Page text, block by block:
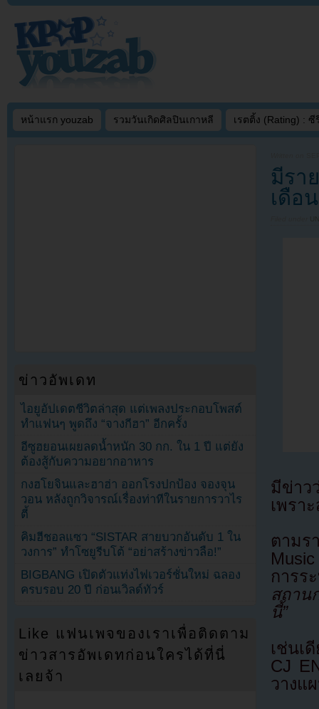
หน้าแรก youzab รวมวันเกิดศิลปินเกาหลี เรตติ้ง (Rating) : ซี
มีรา
เดือ
มีข่าว
เพรา
ตามร
การร
สถาน
นี้”
เช่นเ
CJ
วางแ
ข่าวอัพเดท
ไอยูอัปเดตชีวิตล่าสุด แต่เพลงประกอบโพสต์
ทำแฟนๆ พูดถึง “จางกีฮา” อีกครั้ง
อีซูฮยอนเผยลดน้ำหนัก 30 กก. ใน 1 ปี แต่ยัง
ต้องสู้กับความอยากอาหาร
กงฮโยจินและฮาฮ่า ออกโรงปกป้อง จองจุน
วอน หลังถูกวิจารณ์เรื่องท่าทีในรายการวาไร
ตี้
คิมฮีชอลแซว “SISTAR สายบวกอันดับ 1 ใน
วงการ” ทำโซยูรีบโต้ “อย่าสร้างข่าวลือ!”
BIGBANG เปิดตัวแท่งไฟเวอร์ชั่นใหม่ ฉลอง
ครบรอบ 20 ปี ก่อนเวิลด์ทัวร์
Like แฟนเพจของเราเพื่อติดตาม
ข่าวสารอัพเดทก่อนใครได้ที่นี่
เลยจ้า